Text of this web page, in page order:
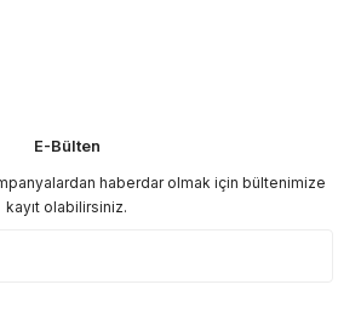
E-Bülten
haberdar olmak için bültenimize
kayıt olabilirsiniz.